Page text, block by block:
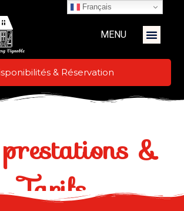
MENU
& Réservation
&
Tarifs
Français